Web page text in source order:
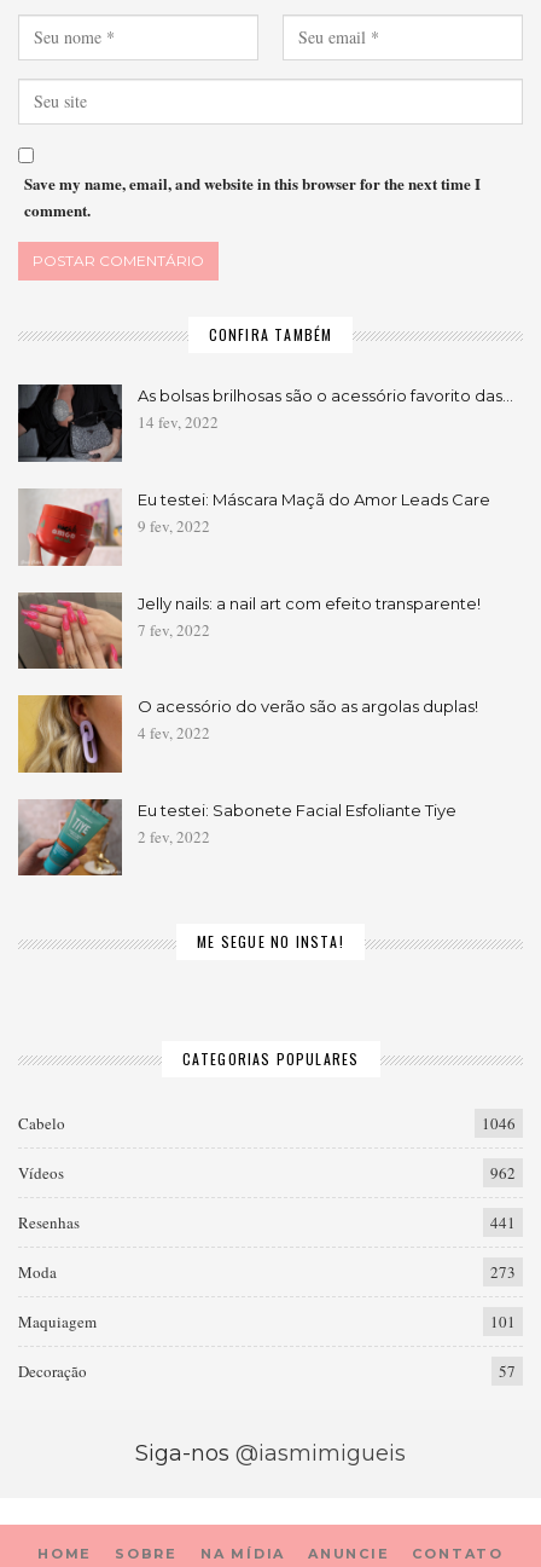
Save my name, email, and website in this browser for the next time I
comment.
CONFIRA TAMBÉM
As bolsas brilhosas são o acessório favorito das…
14 fev, 2022
Eu testei: Máscara Maçã do Amor Leads Care
9 fev, 2022
Jelly nails: a nail art com efeito transparente!
7 fev, 2022
O acessório do verão são as argolas duplas!
4 fev, 2022
Eu testei: Sabonete Facial Esfoliante Tiye
2 fev, 2022
ME SEGUE NO INSTA!
CATEGORIAS POPULARES
Cabelo 1046
Vídeos 962
Resenhas 441
Moda 273
Maquiagem 101
Decoração 57
Siga-nos @iasmimigueis
HOME SOBRE NA MÍDIA ANUNCIE CONTATO